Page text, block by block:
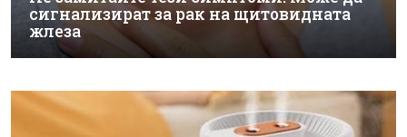
сигнализират за рак на щитовидната
жлеза